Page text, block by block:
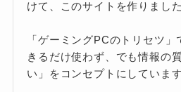
けて、このサイトを作りました
「ゲーミングPCのトリセツ
きるだけ使わず、でも情報の
い」をコンセプトにしています